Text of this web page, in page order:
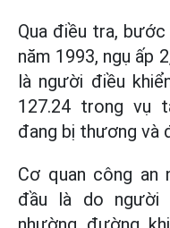
Qua điều tra,
năm 1993, ngụ ấp
là người điều
127.24 trong vụ
đang bị thương và
Cơ quan công an
đầu là do người